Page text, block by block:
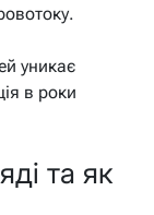
уникає
в роки
та як